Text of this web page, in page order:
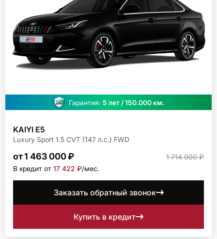
Гарантия: 5 лет / 150.000 км.
KAIYI E5
Luxury Sport 1.5 CVT (147 л.с.) FWD
от 1 463 000 ₽
1 714 000 ₽
В кредит от 17 422 ₽/мec.
Заказать обратный звонок
Купить в кредит